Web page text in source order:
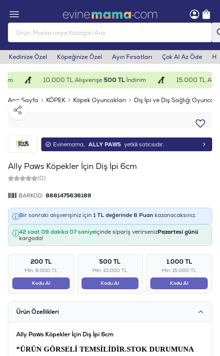
Kedinize Özel Köpeğinize Özel Ayın Fırsatları Çok Al Az Öde
10.000 TL Alışverişe500 TLİndirim 15.000 TL
Ana Sayfa KÖPEK Köpek Oyuncakları
Diş İpi ve Diş Sağlığı
Paylaş
Evinemama, ALLY PAWS yetkili satıcısıdır.
Ally Paws Köpekler İçin Diş İpi 6cm
(0)
BARKOD: 8681475636189
Bir sonraki alışverişiniz için 1 TL değerinde 8 Puan kazanacaksınız.
42 saat 09 dakika 07 saniyeiçinde sipariş verirsenizPazartesi günü
kargoda!
200 TL
Min: 6.000 TL
Kodu Al
500 TL
Min: 10.000 TL
Kodu Al
1.000 TL
Min: 15.000 TL
Kodu Al
Ürün Özellikleri
Ally Paws Köpekler İçin Diş İpi 6cm
*ÜRÜN GÖRSELİ TEMSİLİDİR.STOK DURUMUNA